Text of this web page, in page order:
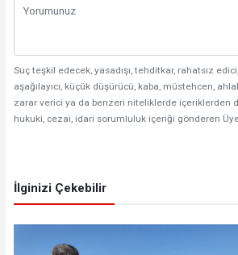
Suç teşkil edecek, yasadışı, tehditkar, rahatsız
aşağılayıcı, küçük düşürücü, kaba, müstehcen,
zarar verici ya da benzeri niteliklerde içeriklerden
hukuki, cezai, idari sorumluluk içeriği gönderen
İlginizi Çekebilir